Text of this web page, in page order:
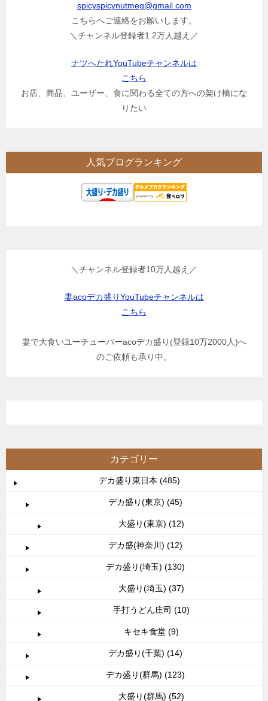
spicyspicynutmeg@gmail.com
こちらへご連絡をお願いします。
＼チャンネル登録者1.2万人越え／
ナツへたれYouTubeチャンネルは
こちら
お店、商品、ユーザー、食に関わる全ての方への架け橋にな
りたい
人気ブログランキング
＼チャンネル登録者10万人越え／
妻acoデカ盛りYouTubeチャンネルは
こちら
妻で大食いユーチューバーacoデカ盛り(登録10万2000人)へ
のご依頼も承り中。
カテゴリー
デカ盛り東日本 (485)
デカ盛り(東京) (45)
大盛り(東京) (12)
デカ盛(神奈川) (12)
デカ盛り(埼玉) (130)
大盛り(埼玉) (37)
手打うどん庄司 (10)
キセキ食堂 (9)
デカ盛り(千葉) (14)
デカ盛り(群馬) (123)
大盛り(群馬) (52)